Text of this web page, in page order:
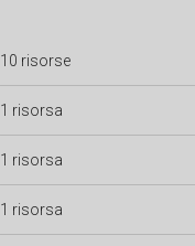
10 risorse
1 risorsa
1 risorsa
1 risorsa